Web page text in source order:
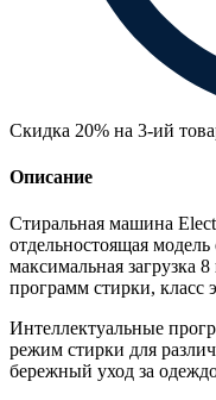
Скидка 20% на 3-ий
Описание
Стиральная машина
отдельностоящая
максимальная загрузка
программ стирки, класс
Интеллектуальные
режим стирки для
бережный уход за